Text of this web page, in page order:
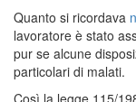
Quanto si ricordava
lavoratore è stato
pur se alcune
particolari di malati.
Così la legge 115/